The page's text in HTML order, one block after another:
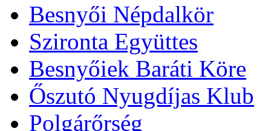
Besnyői Népdalkör
Szironta Együttes
Besnyőiek Baráti Köre
Őszutó Nyugdíjas Klub
Polgárőrség